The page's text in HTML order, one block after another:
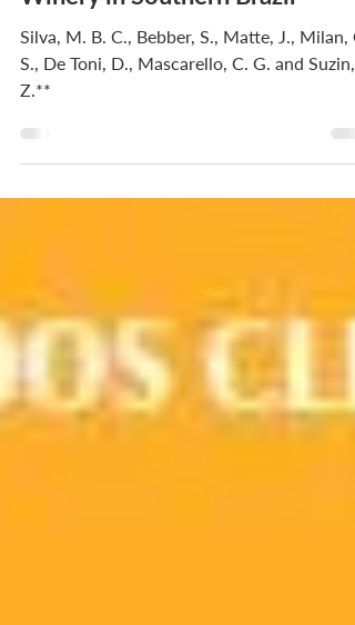
Antecedents of Value-in-Use in
Winery in Southern Brazil
Silva, M. B. C., Bebber, S., Matte, J., Milan,
Z.**